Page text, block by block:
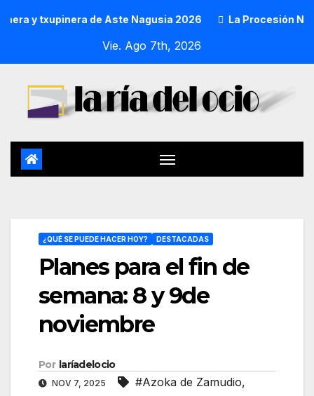
de Aste Nagusia 2026 La Procesión Náutica de la
Vie. Ago 7th, 2026
¿QUÉ SE PUEDE HACER HOY? DESTACADAS
Planes para el fin de
semana: 8 y 9de
noviembre
Por laríadelocio
NOV 7, 2025 #Azoka de Zamudio,